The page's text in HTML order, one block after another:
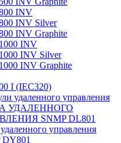
INV
INV Silver
INV Graphite
INV
INV Silver
INV Graphite
I (IEC320)
удаленного управления
УДАЛЕННОГО
SNMP DL801
управления
DY801